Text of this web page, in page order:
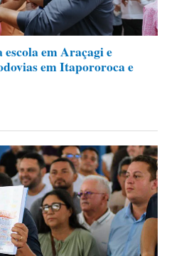
em Araçagi e
em Itapororoca e